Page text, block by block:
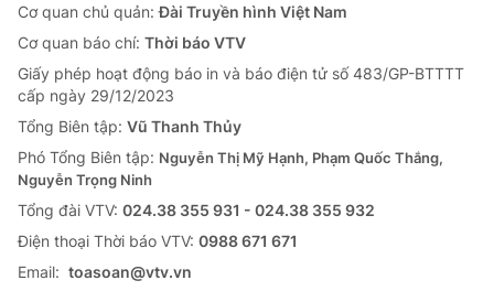
Cơ quan chủ quản:Đài Truyền hình Việt Nam
Cơ quan báo chí: Thời báo VTV
Giấy phép hoạt động báo in và báo điện tử số 483/GP-BTTTT
cấp ngày 29/12/2023
Tổng Biên tập: Vũ Thanh Thủy
Phó Tổng Biên tập: Nguyễn Thị Mỹ Hạnh, Phạm Quốc Thắng,
Nguyễn Trọng Ninh
Tổng đài VTV: 024.38 355 931 - 024.38 355 932
Ðiện thoại Thời báo VTV: 0988 671 671
Email: toasoan@vtv.vn